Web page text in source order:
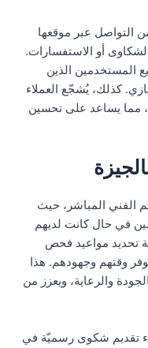
التواصل عبر موقعها
أو الاستفسارات.
المستخدمين الذين
كذلك، يُشجّع العملاء
مما يساعد على تحسين
الفني المباشر، حيث
في حال كانت لديهم
تحديد مواعيد فحص
وقتهم وجهودهم. هذا
والرعاية، ويعزز من
تقديم شكوى رسميّة في